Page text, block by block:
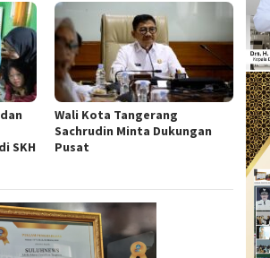
SKH
Wali Kota Tangerang
Sachrudin Minta Dukungan
Pusat